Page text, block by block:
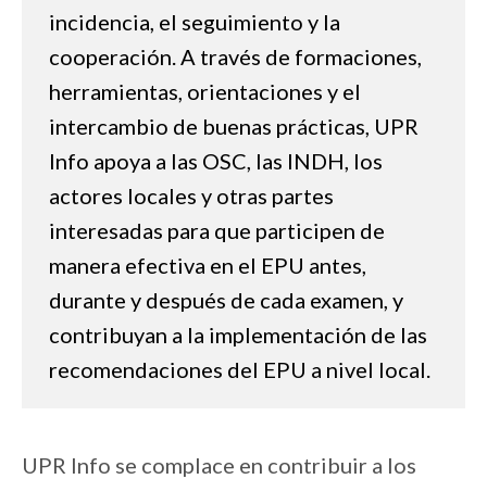
incidencia, el seguimiento y la
cooperación. A través de formaciones,
herramientas, orientaciones y el
intercambio de buenas prácticas, UPR
Info apoya a las OSC, las INDH, los
actores locales y otras partes
interesadas para que participen de
manera efectiva en el EPU antes,
durante y después de cada examen, y
contribuyan a la implementación de las
recomendaciones del EPU a nivel local.
UPR Info se complace en contribuir a los